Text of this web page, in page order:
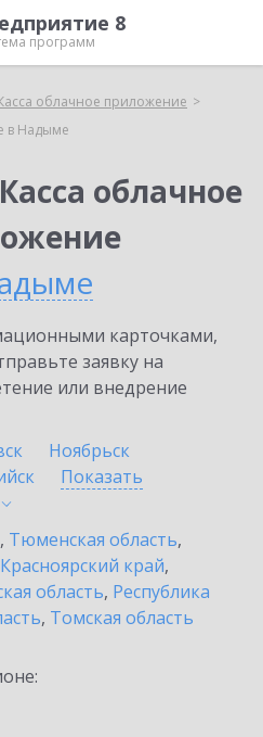
8
программ
облачное приложение
в Надыме
облачное
карточками,
заявку на
или внедрение
Ноябрьск
Показать
, Тюменская область,
Красноярский край,
область, Республика
, Томская область